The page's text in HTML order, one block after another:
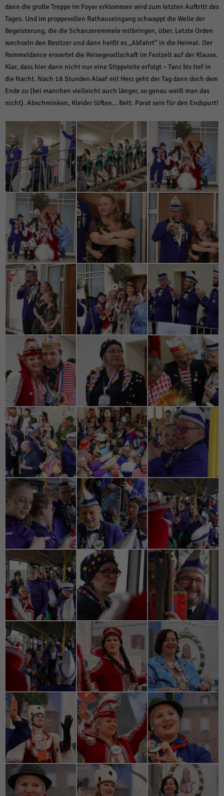
dann die große Treppe im Foyer erklommen wird zum letzten Auftritt des
Tages. Und im proppevollen Rathauseingang schwappt die Welle der
Begeisterung, die die Schanzeremmele mitbringen, über. Letzte Orden
wechseln den Besitzer und dann heißt es „Abfahrt“ in die Heimat. Der
Remmeldance erwartet die Reisegesellschaft im Festzelt auf der Klause.
Klar, dass hier dann nicht nur eine Stippvisite erfolgt – Tanz bis tief in
die Nacht. Nach 18 Stunden Alaaf mit Herz geht der Tag dann doch dem
Ende zu (bei manchen vielleicht auch länger, so genau weiß man das
nicht). Abschminken, Kleider lüften… Bett. Parat sein für den Endspurt!